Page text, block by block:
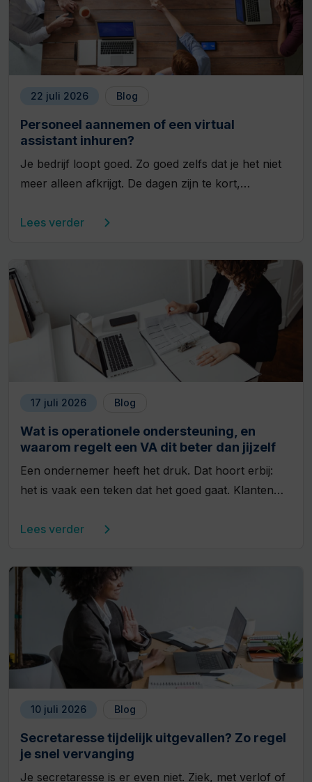
22 juli 2026 Blog
Personeel aannemen of een virtual
assistant inhuren?
Je bedrijf loopt goed. Zo goed zelfs dat je het niet
meer alleen afkrijgt. De dagen zijn te kort,…
Lees verder
17 juli 2026 Blog
Wat is operationele ondersteuning, en
waarom regelt een VA dit beter dan jijzelf
Een ondernemer heeft het druk. Dat hoort erbij:
het is vaak een teken dat het goed gaat. Klanten…
Lees verder
10 juli 2026 Blog
Secretaresse tijdelijk uitgevallen? Zo regel
je snel vervanging
Je secretaresse is er even niet. Ziek, met verlof of